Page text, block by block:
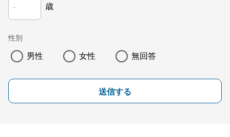
歳
性別
男性 女性 無回答
送信する